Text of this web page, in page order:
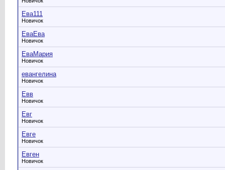
Ева111
Новичок
ЕваЕва
Новичок
ЕваМария
Новичок
евангелина
Новичок
Евв
Новичок
Евг
Новичок
Евге
Новичок
Евген
Новичок